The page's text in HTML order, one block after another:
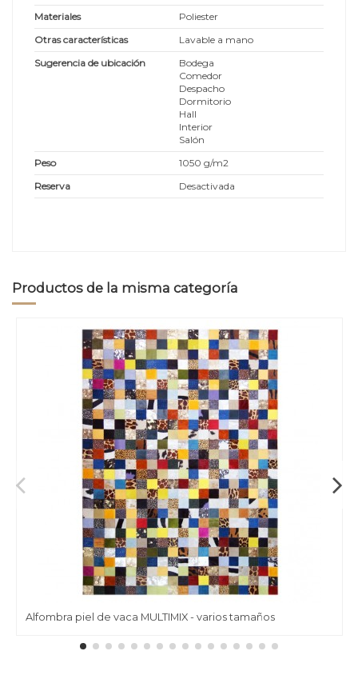
Materiales
Poliester
Otras características
Lavable a mano
Sugerencia de ubicación
Bodega
Comedor
Despacho
Dormitorio
Hall
Interior
Salón
Peso
1050 g/m2
Reserva
Desactivada
Productos de la misma categoría
Alfombra piel de vaca MULTIMIX - varios tamaños